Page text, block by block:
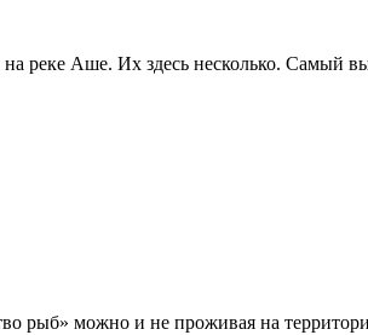
Аше. Их здесь несколько. Самый
рыб» можно и не проживая на